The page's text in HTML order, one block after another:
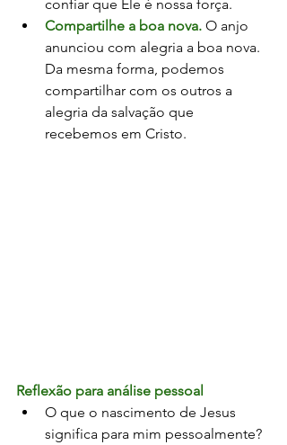
confiar que Ele é nossa força.
Compartilhe a boa nova. O anjo
anunciou com alegria a boa nova.
Da mesma forma, podemos
compartilhar com os outros a
alegria da salvação que
recebemos em Cristo.
Reflexão para análise pessoal
O que o nascimento de Jesus
significa para mim pessoalmente?